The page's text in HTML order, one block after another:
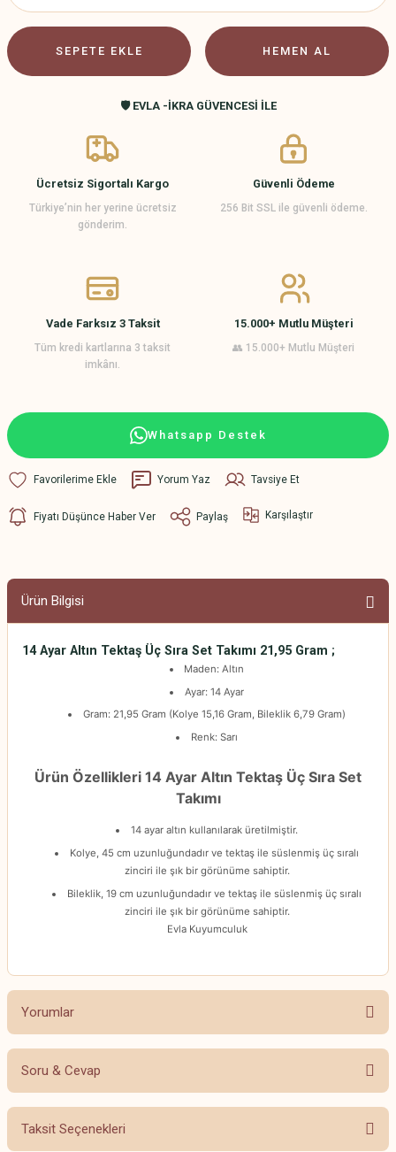
SEPETE EKLE HEMEN AL
🛡️ EVLA -İKRA GÜVENCESİ İLE
Ücretsiz Sigortalı Kargo
Türkiye’nin her yerine ücretsiz
gönderim.
Güvenli Ödeme
256 Bit SSL ile güvenli ödeme.
Vade Farksız 3 Taksit
Tüm kredi kartlarına 3 taksit
imkânı.
15.000+ Mutlu Müşteri
👥 15.000+ Mutlu Müşteri
Whatsapp Destek
Yorum Yaz Tavsiye Et
Fiyatı Düşünce Haber Ver Paylaş Karşılaştır
Ürün Bilgisi
14 Ayar Altın Tektaş Üç Sıra Set Takımı 21,95 Gram ;
Maden: Altın
Ayar: 14 Ayar
Gram: 21,95 Gram (Kolye 15,16 Gram, Bileklik 6,79 Gram)
Renk: Sarı
Ürün Özellikleri 14 Ayar Altın Tektaş Üç Sıra Set
Takımı
14 ayar altın kullanılarak üretilmiştir.
Kolye, 45 cm uzunluğundadır ve tektaş ile süslenmiş üç sıralı
zinciri ile şık bir görünüme sahiptir.
Bileklik, 19 cm uzunluğundadır ve tektaş ile süslenmiş üç sıralı
zinciri ile şık bir görünüme sahiptir.
Evla Kuyumculuk
Yorumlar
Bu ürüne ilk yorumu siz yapın!
Soru & Cevap
Ürün hakkında henüz soru sorulmamış.
Taksit Seçenekleri